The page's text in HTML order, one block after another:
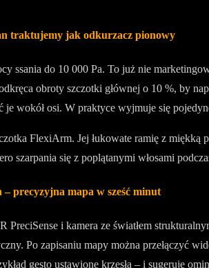
traktujemy jak odkurzacz pionowy
ssania do 10 000 Pa. To już nie
obroty szczotki głównej o 10 %, by
je wokół osi. W praktyce wyjmuje się
FlexiArm. Jej łukowate ramię z miękką
szarpania się z poplątanymi włosami
precyzyjna mapa w sześć minut
i kamera ze światłem
Po zapisaniu mapy można przełączyć
gęsto ustawione krzesła – i sugeruje